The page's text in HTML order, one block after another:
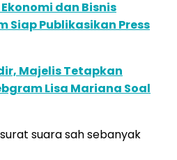
dan Bisnis
Siap Publikasikan Press
Majelis Tetapkan
Lisa Mariana Soal
suara sah sebanyak